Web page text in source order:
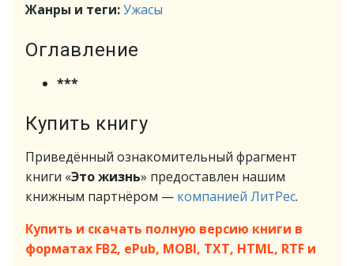
Жанры и теги:Ужасы
Оглавление
***
Купить книгу
Приведённый ознакомительный фрагмент
книги «Это жизнь» предоставлен нашим
книжным партнёром — компанией ЛитРес.
Купить и скачать полную версию книги в
форматах FB2, ePub, MOBI, TXT, HTML, RTF и